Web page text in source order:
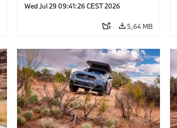
Wed Jul 29 09:41:26 CEST 2026
5,64 MB